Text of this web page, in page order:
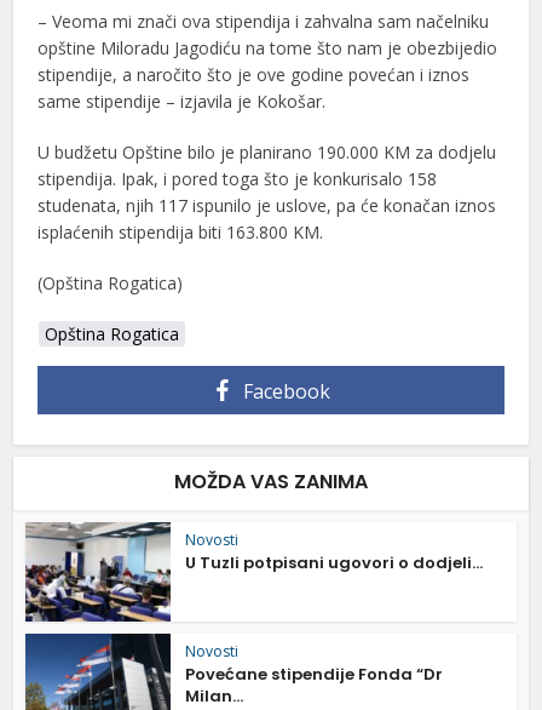
– Veoma mi znači ova stipendija i zahvalna sam načelniku
opštine Miloradu Jagodiću na tome što nam je obezbijedio
stipendije, a naročito što je ove godine povećan i iznos
same stipendije – izjavila je Kokošar.
U budžetu Opštine bilo je planirano 190.000 KM za dodjelu
stipendija. Ipak, i pored toga što je konkurisalo 158
studenata, njih 117 ispunilo je uslove, pa će konačan iznos
isplaćenih stipendija biti 163.800 KM.
(Opština Rogatica)
Opština Rogatica
Facebook
MOŽDA VAS ZANIMA
Novosti
U Tuzli potpisani ugovori o dodjeli...
Novosti
Povećane stipendije Fonda “Dr
Milan...